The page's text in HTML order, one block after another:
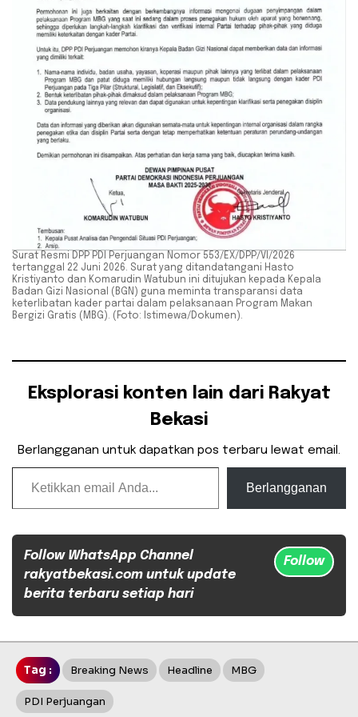
Surat Resmi DPP PDI Perjuangan Nomor 553/EX/DPP/VI/2026
tertanggal 22 Juni 2026. Surat yang ditandatangani Hasto
Kristiyanto dan Komarudin Watubun ini ditujukan kepada Kepala
Badan Gizi Nasional (BGN) guna meminta transparansi data
keterlibatan kader partai dalam pelaksanaan Program Makan
Bergizi Gratis (MBG). (Foto: Istimewa/Dokumen).
Eksplorasi konten lain dari Rakyat
Bekasi
Berlangganan untuk dapatkan pos terbaru lewat email.
Ketikkan email Anda...
Berlangganan
Follow WhatsApp Channel
rakyatbekasi.com untuk update
berita terbaru setiap hari
Follow
Tag : Breaking News Headline MBG
PDI Perjuangan